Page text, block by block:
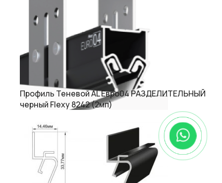
Профиль Теневой AL Евро04 РАЗДЕЛИТЕЛЬНЫЙ
черный Flexy 8242 (2мп)